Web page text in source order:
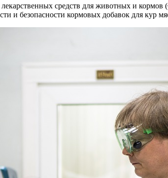
лекарственных средств для животных и
и безопасности кормовых добавок для кур